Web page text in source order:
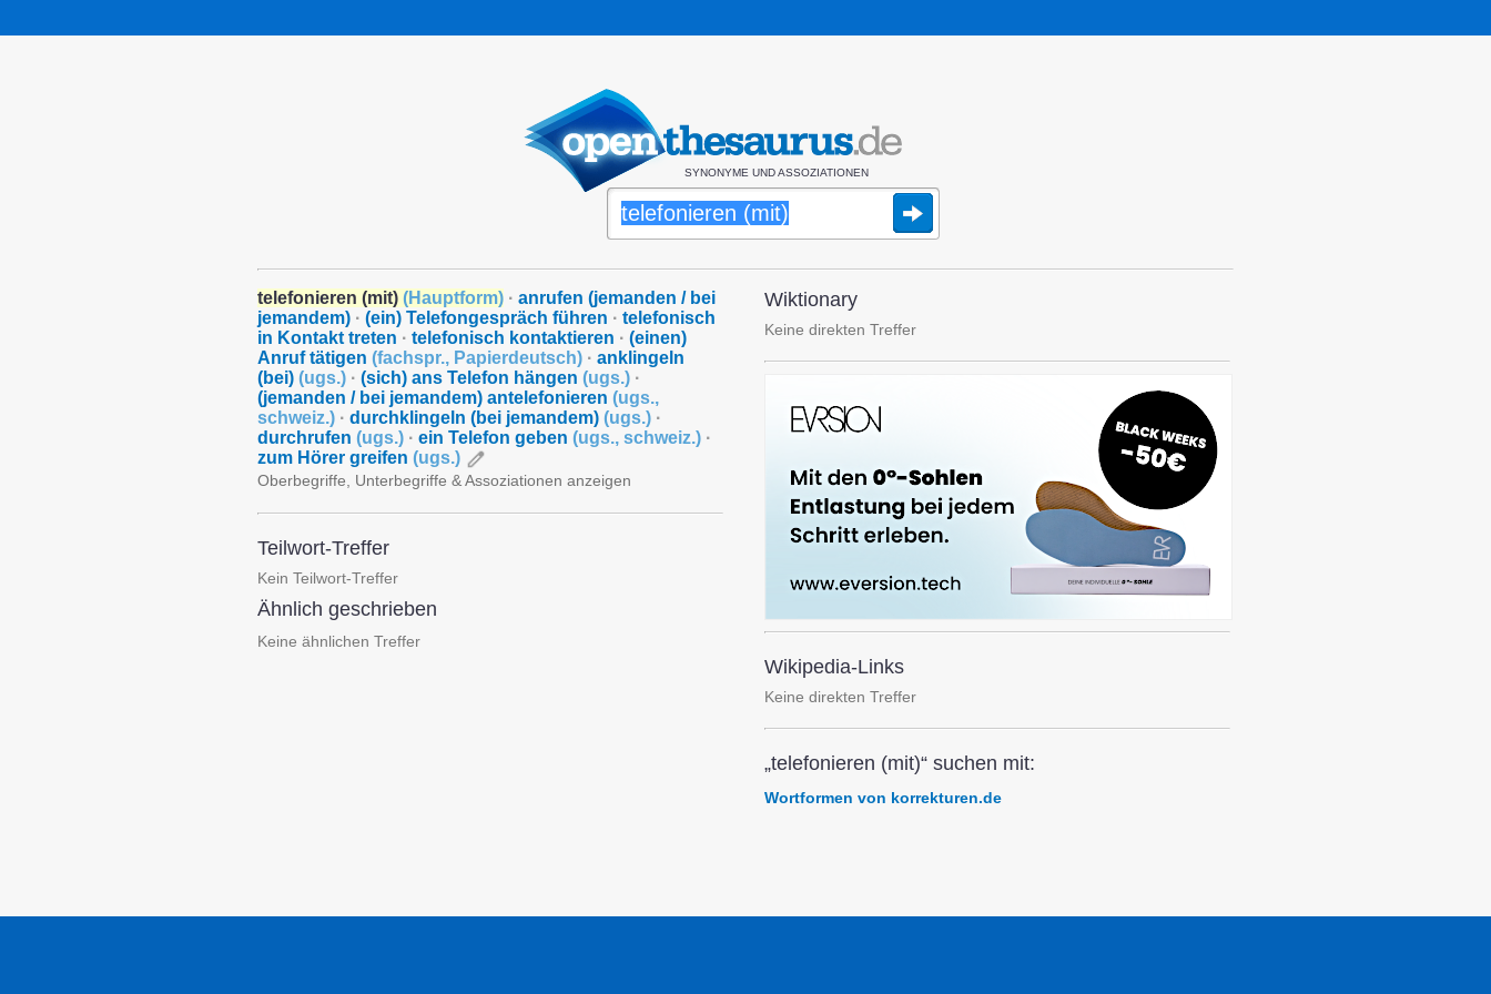
SYNONYME UND ASSOZIATIONEN
telefonieren (mit) (Hauptform) · anrufen (jemanden / bei
jemandem) · (ein) Telefongespräch führen · telefonisch
in Kontakt treten · telefonisch kontaktieren · (einen)
Anruf tätigen (fachspr., Papierdeutsch) · anklingeln
(bei) (ugs.) · (sich) ans Telefon hängen (ugs.) ·
(jemanden / bei jemandem) antelefonieren (ugs.,
schweiz.) · durchklingeln (bei jemandem) (ugs.) ·
durchrufen (ugs.) · ein Telefon geben (ugs., schweiz.) ·
zum Hörer greifen (ugs.)
Oberbegriffe, Unterbegriffe & Assoziationen anzeigen
Teilwort-Treffer
Kein Teilwort-Treffer
Ähnlich geschrieben
Keine ähnlichen Treffer
Wiktionary
Keine direkten Treffer
Wikipedia-Links
Keine direkten Treffer
„telefonieren (mit)“ suchen mit:
Wortformen von korrekturen.de